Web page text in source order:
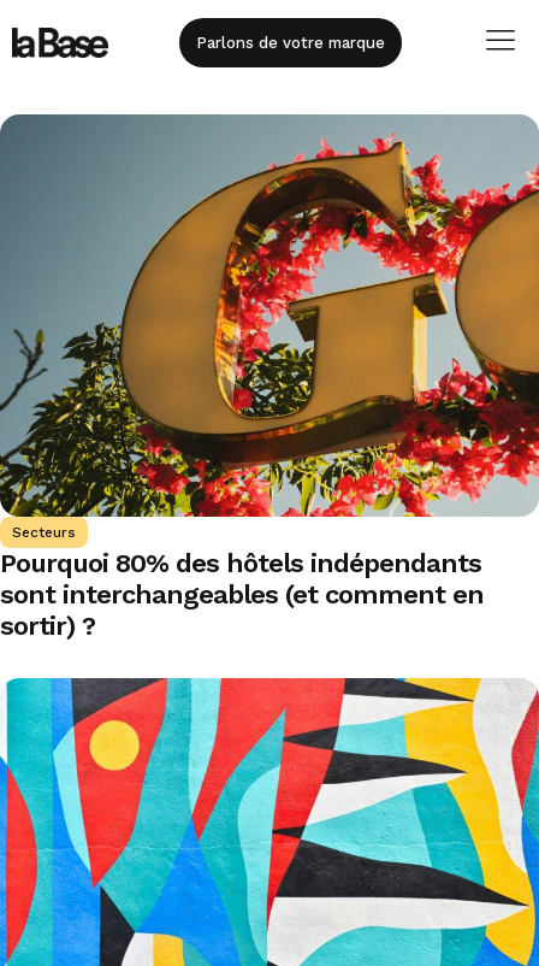
Parlons de votre marque
Secteurs
Pourquoi 80% des hôtels indépendants
sont interchangeables (et comment en
sortir) ?